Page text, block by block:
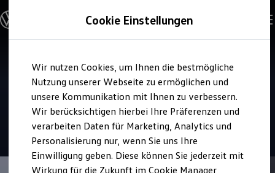
Hauptinhalt
springen
Footer
springen
Modelle & Konfigurator
Nutzfahrzeugkategorien entdecken
Modelle konfigurieren
Vorgängermodelle und Oldtimer
Vorgängermodelle
Oldtimer
Bulli Historie
Branchenlösungen & Gewerbekunden
Umbaulösungen und Hersteller finden
Auf- und Umbauten entdecken & konfigurieren
Groß- und Sonderkunden
Großkunden
Kommunen & Behörden
Service
Autohaus Christopher Stich
Breckerfeld
4.9|52 Bewertungen
Cookie Einstellungen
Wir nutzen Cookies, um Ihnen die bestmögliche
Nutzung unserer Webseite zu ermöglichen und
unsere Kommunikation mit Ihnen zu verbessern.
Wir berücksichtigen hierbei Ihre Präferenzen und
verarbeiten Daten für Marketing, Analytics und
Personalisierung nur, wenn Sie uns Ihre
Einwilligung geben. Diese können Sie jederzeit mit
Wirkung für die Zukunft im Cookie Manager